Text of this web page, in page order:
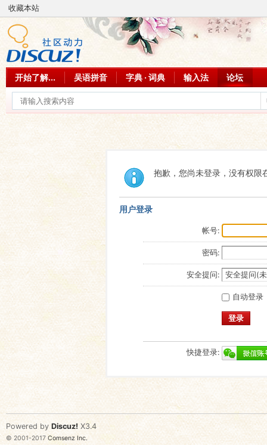
收藏本站
开始了解... 吴语拼音 字典 · 词典 输入法 论坛
抱歉，您尚未登录，没有权限
用户登录
帐号:
密码:
安全提问:
自动登录
登录
快捷登录:
Powered by Discuz! X3.4
© 2001-2017 Comsenz Inc.